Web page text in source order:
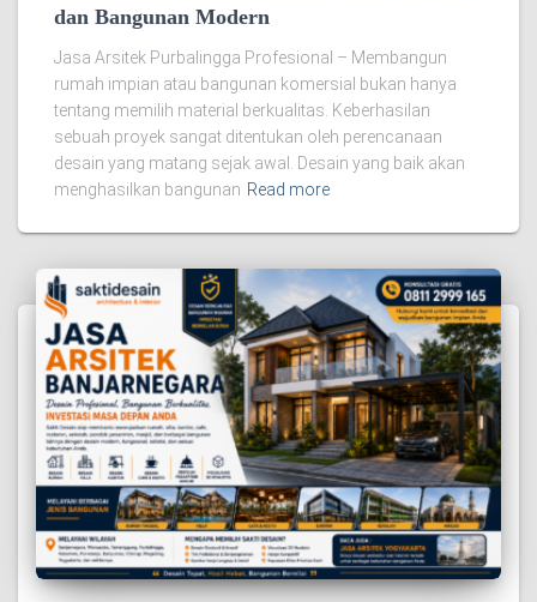
dan Bangunan Modern
Jasa Arsitek Purbalingga Profesional – Membangun
rumah impian atau bangunan komersial bukan hanya
tentang memilih material berkualitas. Keberhasilan
sebuah proyek sangat ditentukan oleh perencanaan
desain yang matang sejak awal. Desain yang baik akan
menghasilkan bangunan Read more